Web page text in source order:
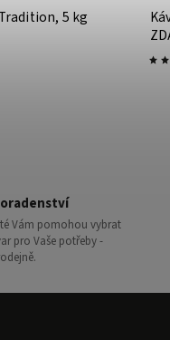
Tradition, 5 kg
Vám pomohou vybrat
pro Vaše potřeby -